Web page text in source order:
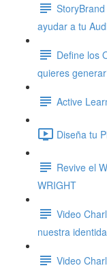
ayudar a tu
Define los
quieres
Active
Diseña tu
Revive el
WRIGHT
Video
nuestra
Video